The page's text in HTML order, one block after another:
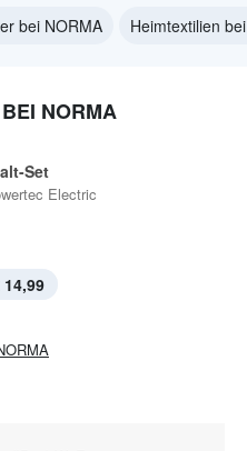
bei NORMA Heimtextilien
NORMA
Set
Electric
14,99